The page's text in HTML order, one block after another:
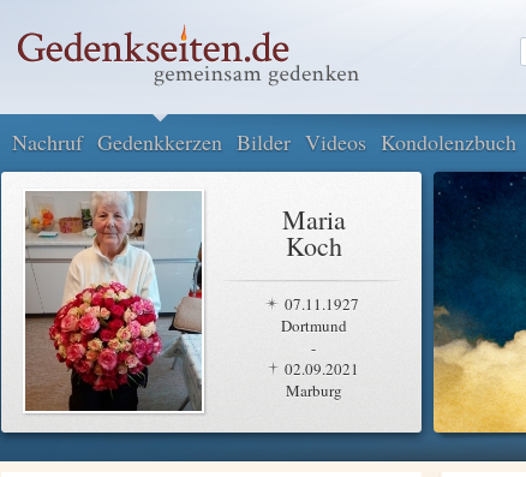
Nachruf Gedenkkerzen Bilder Videos Kondolenzbuch
Maria
Koch
07.11.1927
Dortmund
-
02.09.2021
Marburg